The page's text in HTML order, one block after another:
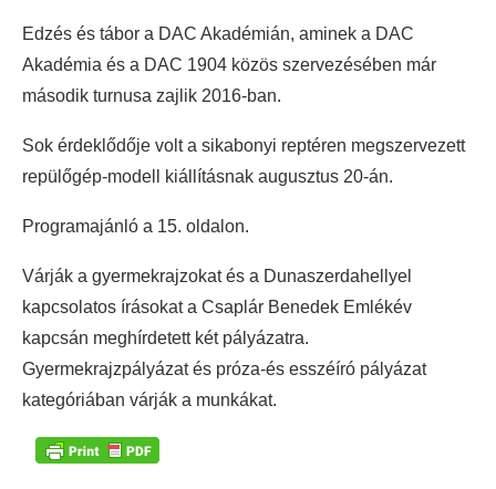
Edzés és tábor a DAC Akadémián, aminek a DAC
Akadémia és a DAC 1904 közös szervezésében már
második turnusa zajlik 2016-ban.
Sok érdeklődője volt a sikabonyi reptéren megszervezett
repülőgép-modell kiállításnak augusztus 20-án.
Programajánló a 15. oldalon.
Várják a gyermekrajzokat és a Dunaszerdahellyel
kapcsolatos írásokat a Csaplár Benedek Emlékév
kapcsán meghírdetett két pályázatra.
Gyermekrajzpályázat és próza-és esszéíró pályázat
kategóriában várják a munkákat.